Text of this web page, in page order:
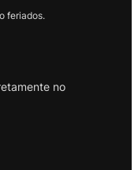
feriados.
no